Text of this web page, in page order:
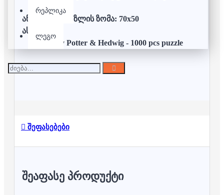
რეპლიკა
ლეგო
აწყობილი ფაზლის ზომა: 70x50
ასაკი: 12+
Harry Potter & Hedwig - 1000 pcs puzzle
შეფასებები
ᲨᲔᲐᲤᲐᲡᲔ ᲞᲠᲝᲓᲣᲥᲢᲘ